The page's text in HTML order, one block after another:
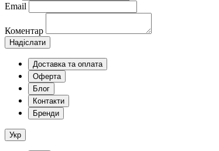
Email
Коментар
Надіслати
Доставка та оплата
Оферта
Блог
Контакти
Бренди
Укр